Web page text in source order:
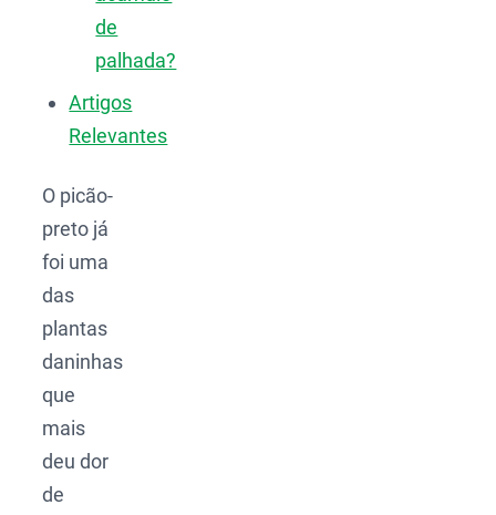
de
palhada?
Artigos
Relevantes
O picão-
preto já
foi uma
das
plantas
daninhas
que
mais
deu dor
de